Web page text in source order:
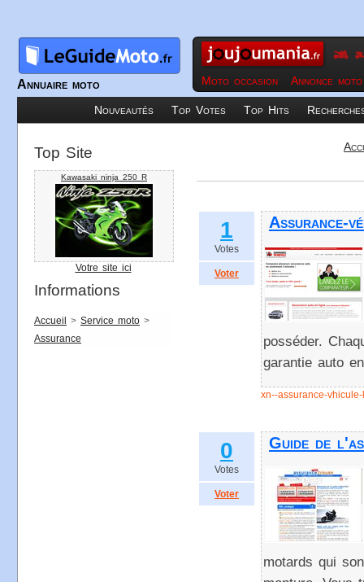
Annuaire moto Moto occasion Annonce moto
Nouveautés Top Votes Top Hits
Top Site
Kawasaki ninja 250 R
Votre site ici
Informations
Accueil > Service moto >
Assurance
1
Votes
Voter
Assurance-
posséder.
garantie auto
xn--assurance-vhicule-
0
Votes
Voter
Guide de
motards qui